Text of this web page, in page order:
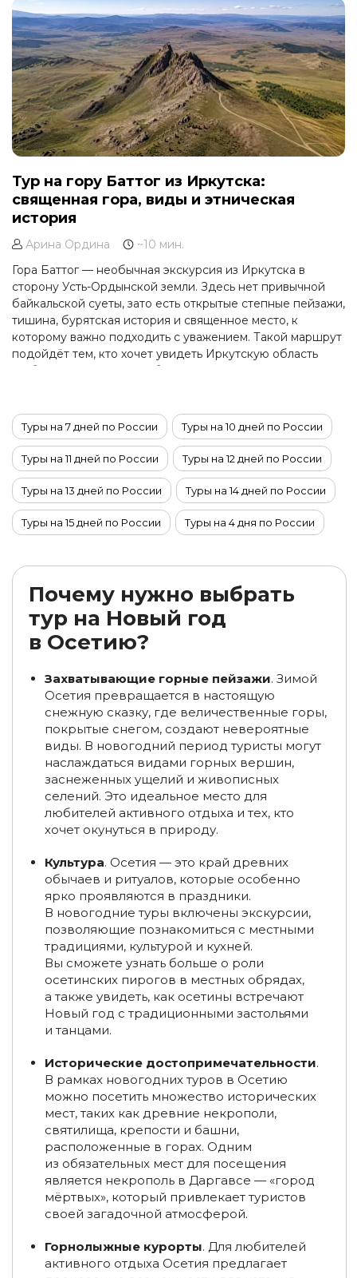
Тур на гору Баттог из Иркутска:
священная гора, виды и этническая
история
Арина Ордина
~10 мин.
Гора Баттог — необычная экскурсия из Иркутска в
сторону Усть-Ордынской земли. Здесь нет привычной
байкальской суеты, зато есть открытые степные пейзажи,
тишина, бурятская история и священное место, к
которому важно подходить с уважением. Такой маршрут
подойдёт тем, кто хочет увидеть Иркутскую область
глубже и открыть для себя не только Байкал, но и
Туры на 7 дней по России Туры на 10 дней по России
Туры на 11 дней по России Туры на 12 дней по России
Туры на 13 дней по России Туры на 14 дней по России
Туры на 15 дней по России Туры на 4 дня по России
Туры на 9 дней по России Туры на 8 дней по России
Новогодние туры в Татарстан
Новогодние туры на Камчатку
Новогодние туры в Калмыкию
Новогодние туры в Краснодарский край
Новогодние туры в Кострому
Новогодние туры в Арктику
Новогодние туры на Алтай Туры из Казани
Туры из Владимира Новогодние туры в Териберку
Туры в Хибины на Новый год
Новогодние туры на Байкал
Туры на Байкал из Санкт-Петербурга
Туры на Байкал из Ставрополя
Туры на Алтай из Москвы
Туры на Алтай из Санкт-Петербурга
Туры на снегоходах в Мурманской области, на Кольском
полуострове
Туры на остров Ольхон зимой
Туры в Краснодарский край в декабре
Туры из Липецка Туры из Воронежа
Туры по России из Новокузнецка
Туры по России из Тамбова
Почему нужно выбрать
тур на Новый год
в Осетию?
Захватывающие горные пейзажи. Зимой
Осетия превращается в настоящую
снежную сказку, где величественные горы,
покрытые снегом, создают невероятные
виды. В новогодний период туристы могут
наслаждаться видами горных вершин,
заснеженных ущелий и живописных
селений. Это идеальное место для
любителей активного отдыха и тех, кто
хочет окунуться в природу.
Культура. Осетия — это край древних
обычаев и ритуалов, которые особенно
ярко проявляются в праздники.
В новогодние туры включены экскурсии,
позволяющие познакомиться с местными
традициями, культурой и кухней.
Вы сможете узнать больше о роли
осетинских пирогов в местных обрядах,
а также увидеть, как осетины встречают
Новый год с традиционными застольями
и танцами.
Исторические достопримечательности.
В рамках новогодних туров в Осетию
можно посетить множество исторических
мест, таких как древние некрополи,
святилища, крепости и башни,
расположенные в горах. Одним
из обязательных мест для посещения
является некрополь в Даргавсе — «город
мёртвых», который привлекает туристов
своей загадочной атмосферой.
Горнолыжные курорты. Для любителей
активного отдыха Осетия предлагает